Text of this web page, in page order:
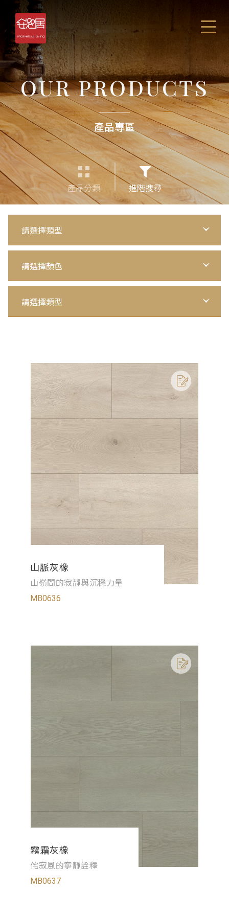
OUR PRODUCTS
產品專區
產品分類 進階搜尋
請選擇類型
請選擇顏色
請選擇類型
山脈灰橡
山嶺間的寂靜與沉穩力量
MB0636
霧霜灰橡
侘寂風的寧靜詮釋
MB0637